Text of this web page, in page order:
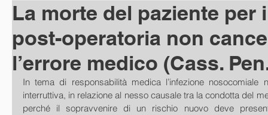
La morte del paziente per
post-operatoria non
l’errore medico (Cass.
In tema di responsabilità medica l’infezione nosocomiale
interruttiva, in relazione al nesso causale tra la condotta del
perché il sopravvenire di un rischio nuovo deve